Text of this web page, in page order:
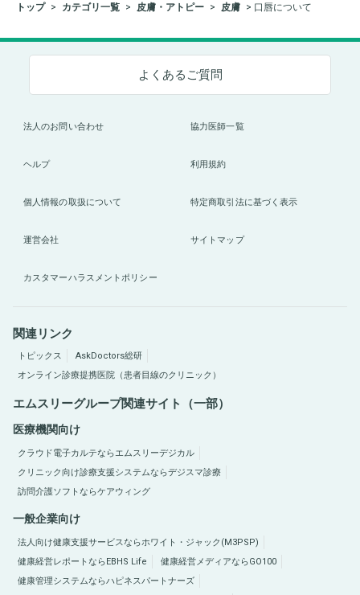
トップ カテゴリ一覧 皮膚・アトピー 皮膚 口唇について
よくあるご質問
法人のお問い合わせ 協力医師一覧
ヘルプ 利用規約
個人情報の取扱について 特定商取引法に基づく表示
運営会社 サイトマップ
カスタマーハラスメントポリシー
関連リンク
トピックス
AskDoctors総研
オンライン診療提携医院（患者目線のクリニック）
エムスリーグループ関連サイト（一部）
医療機関向け
クラウド電子カルテならエムスリーデジカル
クリニック向け診療支援システムならデジスマ診療
訪問介護ソフトならケアウィング
一般企業向け
法人向け健康支援サービスならホワイト・ジャック(M3PSP)
健康経営レポートならEBHS Life
健康経営メディアならGO100
健康管理システムならハピネスパートナーズ